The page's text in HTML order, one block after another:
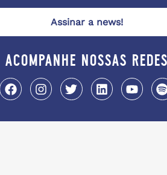
Assinar a news!
acompanhe nossas redes